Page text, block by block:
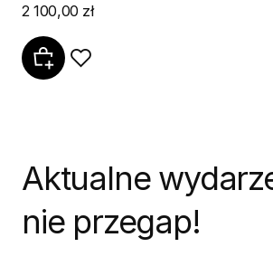
2 100,00 zł
Aktualne
nie przegap!